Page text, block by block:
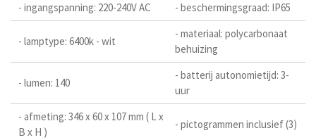
- ingangspanning: 220-240V AC - beschermingsgraad: IP65
- lamptype: 6400k - wit
- materiaal: polycarbonaat
behuizing
- lumen: 140
- batterij autonomietijd: 3-
uur
- afmeting: 346 x 60 x 107 mm ( L x
B x H )
- pictogrammen inclusief (3)